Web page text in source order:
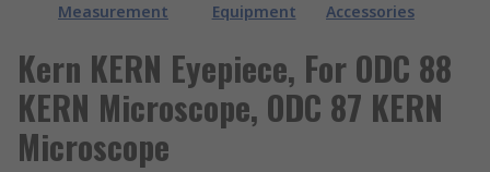
Measurement
Equipment
Accessories
Kern KERN Eyepiece, For ODC 88
KERN Microscope, ODC 87 KERN
Microscope